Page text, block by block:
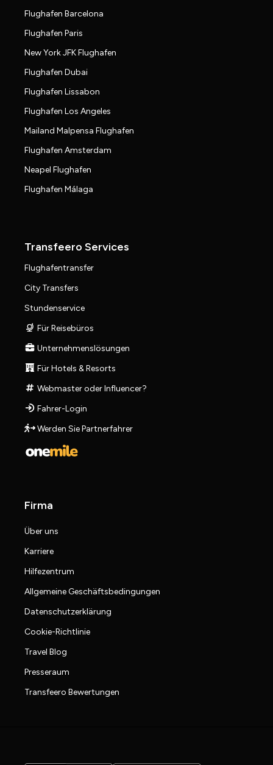
Flughafen Barcelona
Flughafen Paris
New York JFK Flughafen
Flughafen Dubai
Flughafen Lissabon
Flughafen Los Angeles
Mailand Malpensa Flughafen
Flughafen Amsterdam
Neapel Flughafen
Flughafen Málaga
Transfeero Services
Flughafentransfer
City Transfers
Stundenservice
Für Reisebüros
Unternehmenslösungen
Für Hotels & Resorts
Webmaster oder Influencer?
Fahrer-Login
Werden Sie Partnerfahrer
Firma
Über uns
Karriere
Hilfezentrum
Allgemeine Geschäftsbedingungen
Datenschutzerklärung
Cookie-Richtlinie
Travel Blog
Presseraum
Transfeero Bewertungen